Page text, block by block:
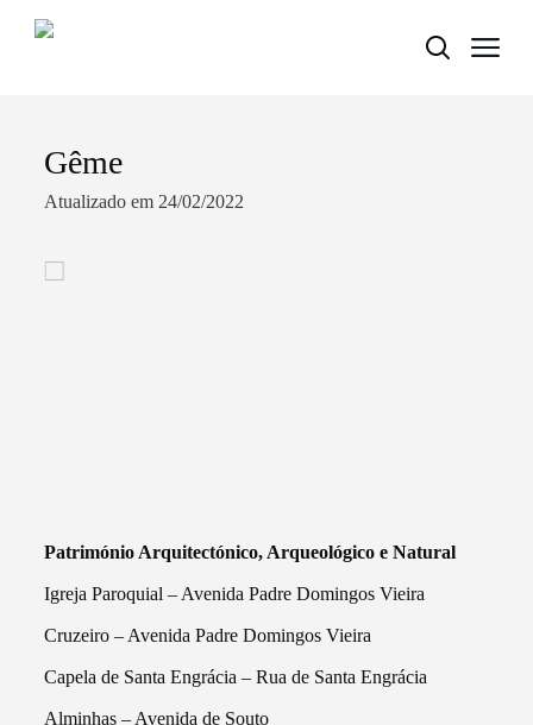
Termo de Pesquisa
Gême
Atualizado em 24/02/2022
Património Arquitectónico, Arqueológico e Natural
Igreja Paroquial – Avenida Padre Domingos Vieira
Cruzeiro – Avenida Padre Domingos Vieira
Capela de Santa Engrácia – Rua de Santa Engrácia
Alminhas – Avenida de Souto